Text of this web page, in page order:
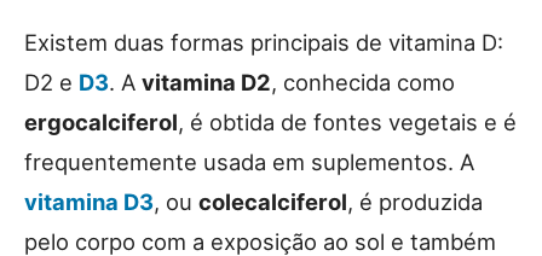
Existem duas formas principais de vitamina D:
D2 e D3. A vitamina D2, conhecida como
ergocalciferol, é obtida de fontes vegetais e é
frequentemente usada em suplementos. A
vitamina D3, ou colecalciferol, é produzida
pelo corpo com a exposição ao sol e também